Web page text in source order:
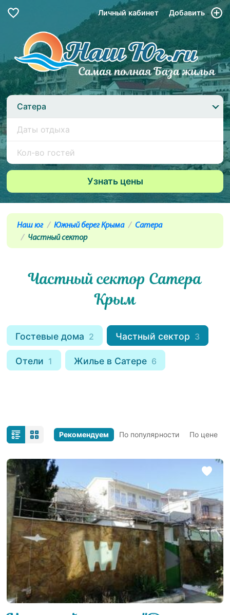
Личный кабинет Добавить
Сатера
Наш юг Южный берег Крыма
Сатера
Частный сектор
Частный сектор Сатера
Крым
Гостевые дома 2 Частный сектор 3
Отели 1 Жилье в Сатере 6
Рекомендуем По популярности По цене